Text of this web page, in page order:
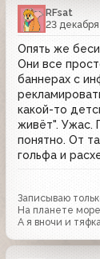
RFsat
23 декабря
Опять же
Они все
баннерах с
какой-то
живёт". Ужас.
понятно. От
гольфа и
Записываю
На планете
А я вночи и